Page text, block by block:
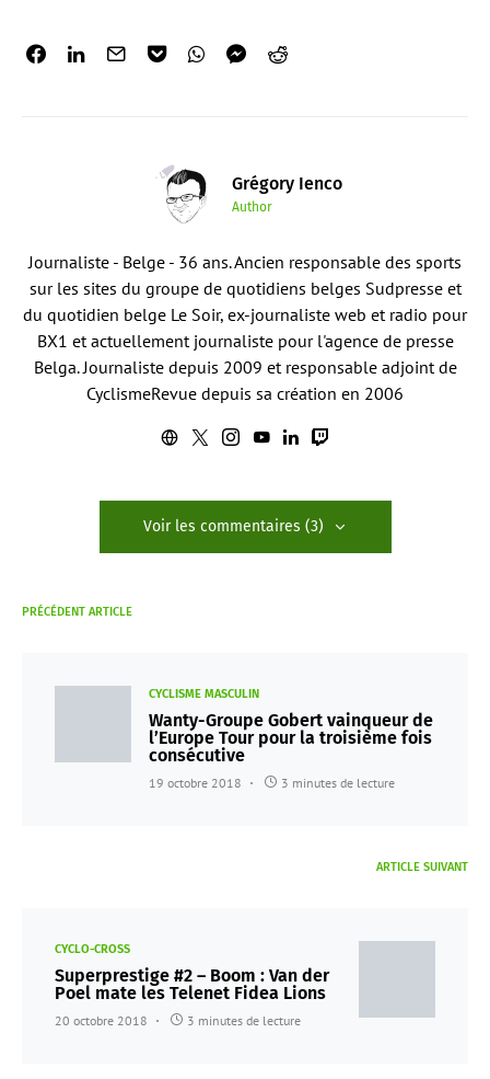
Grégory Ienco
Author
Journaliste - Belge - 36 ans. Ancien responsable des sports
sur les sites du groupe de quotidiens belges Sudpresse et
du quotidien belge Le Soir, ex-journaliste web et radio pour
BX1 et actuellement journaliste pour l'agence de presse
Belga. Journaliste depuis 2009 et responsable adjoint de
CyclismeRevue depuis sa création en 2006
Voir les commentaires (3)
PRÉCÉDENT ARTICLE
CYCLISME MASCULIN
Wanty-Groupe Gobert vainqueur de
l’Europe Tour pour la troisième fois
consécutive
19 octobre 2018 3 minutes de lecture
ARTICLE SUIVANT
CYCLO-CROSS
Superprestige #2 – Boom : Van der
Poel mate les Telenet Fidea Lions
20 octobre 2018 3 minutes de lecture